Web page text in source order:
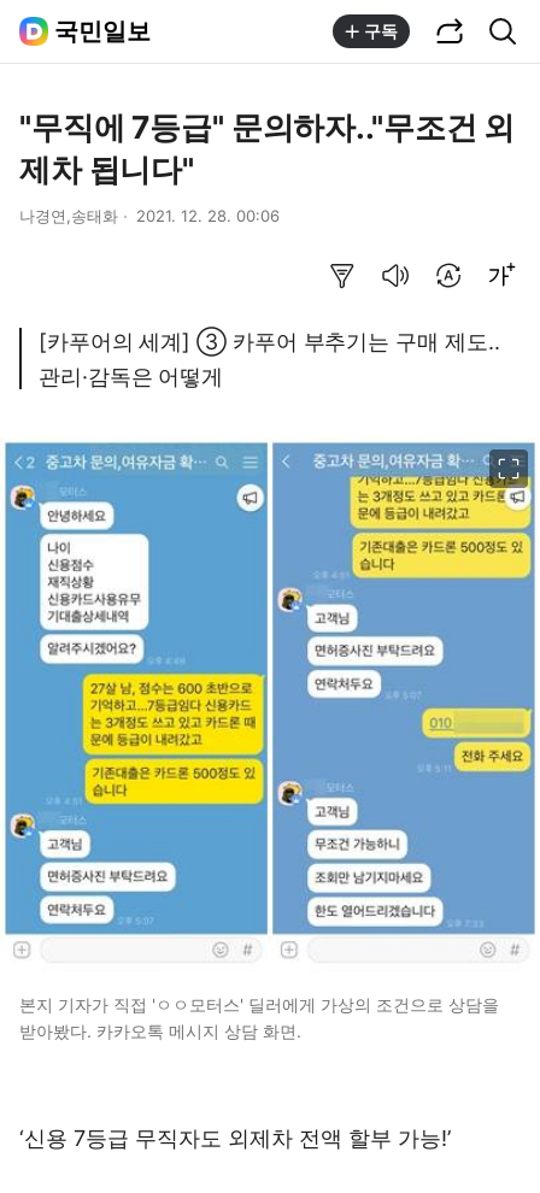
국민일보 구독
"무직에 7등급" 문의하자.."무조건 외
제차 됩니다"
나경연,송태화 2021. 12. 28. 00:06
[카푸어의 세계] ③ 카푸어 부추기는 구매 제도..
관리·감독은 어떻게
본지 기자가 직접 'ㅇㅇ모터스' 딜러에게 가상의 조건으로 상담을
받아봤다. 카카오톡 메시지 상담 화면.
‘신용 7등급 무직자도 외제차 전액 할부 가능!’